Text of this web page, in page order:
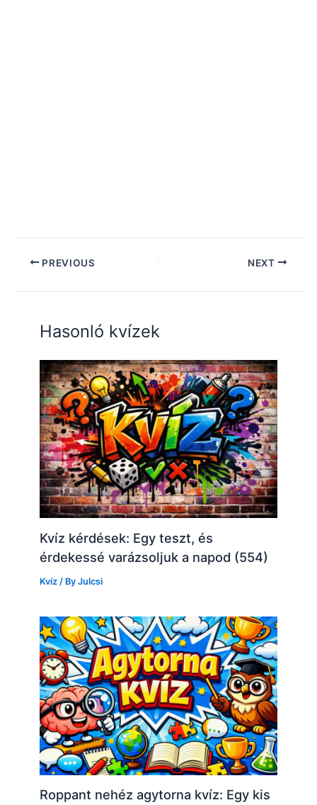
PREVIOUS NEXT
Hasonló kvízek
Kvíz kérdések: Egy teszt, és
érdekessé varázsoljuk a napod (554)
Kvíz / ByJulcsi
Roppant nehéz agytorna kvíz: Egy kis